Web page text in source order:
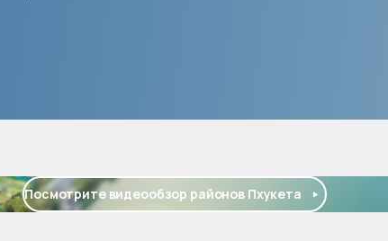
Посмотрите видеообзор районов Пхукета